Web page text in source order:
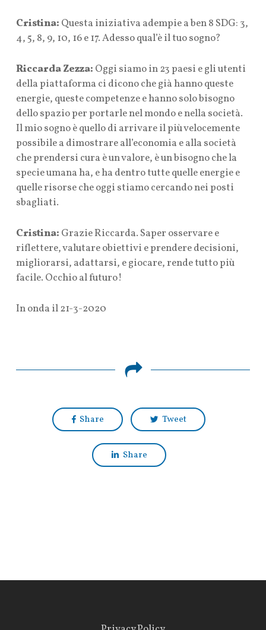
Cristina: Questa iniziativa adempie a ben 8 SDG: 3,
4, 5, 8, 9, 10, 16 e 17. Adesso qual’è il tuo sogno?
Riccarda Zezza: Oggi siamo in 23 paesi e gli utenti
della piattaforma ci dicono che già hanno queste
energie, queste competenze e hanno solo bisogno
dello spazio per portarle nel mondo e nella società.
Il mio sogno è quello di arrivare il più velocemente
possibile a dimostrare all’economia e alla società
che prendersi cura è un valore, è un bisogno che la
specie umana ha, e ha dentro tutte quelle energie e
quelle risorse che oggi stiamo cercando nei posti
sbagliati.
Cristina: Grazie Riccarda. Saper osservare e
riflettere, valutare obiettivi e prendere decisioni,
migliorarsi, adattarsi, e giocare, rende tutto più
facile. Occhio al futuro!
In onda il 21-3-2020
Share Tweet
Share